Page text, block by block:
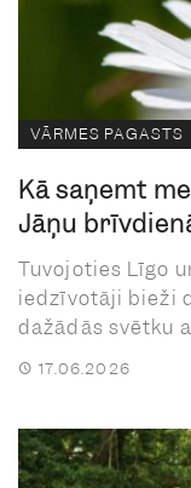
VĀRMES PAGASTS
Kā saņemt
Jāņu
Tuvojoties Līgo
iedzīvotāji bieži
dažādās svētku
17.06.2026